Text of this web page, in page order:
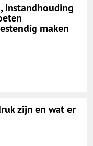
instandhouding
maken
zijn en wat er